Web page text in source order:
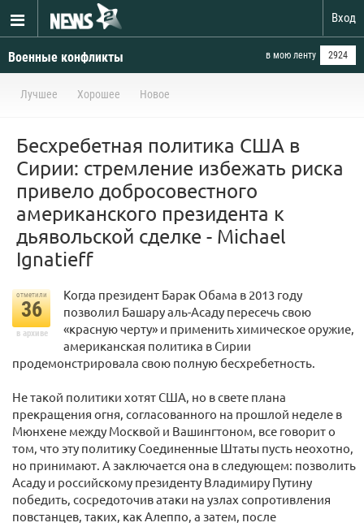
Вход
Военные конфликты в мою ленту 2924
Лучшее Хорошее Новое
Бесхребетная политика США в
Сирии: стремление избежать риска
привело добросовестного
американского президента к
дьявольской сделке - Michael
Ignatieff
отметили
36
в архиве
Когда президент Барак Обама в 2013 году
позволил Башару аль-Асаду пересечь свою
«красную черту» и применить химическое оружие,
американская политика в Сирии
продемонстрировала свою полную бесхребетность.
Не такой политики хотят США, но в свете плана
прекращения огня, согласованного на прошлой неделе в
Мюнхене между Москвой и Вашингтоном, все говорит о
том, что эту политику Соединенные Штаты пусть неохотно,
но принимают. А заключается она в следующем: позволить
Асаду и российскому президенту Владимиру Путину
победить, сосредоточив атаки на узлах сопротивления
повстанцев, таких, как Алеппо, а затем, после